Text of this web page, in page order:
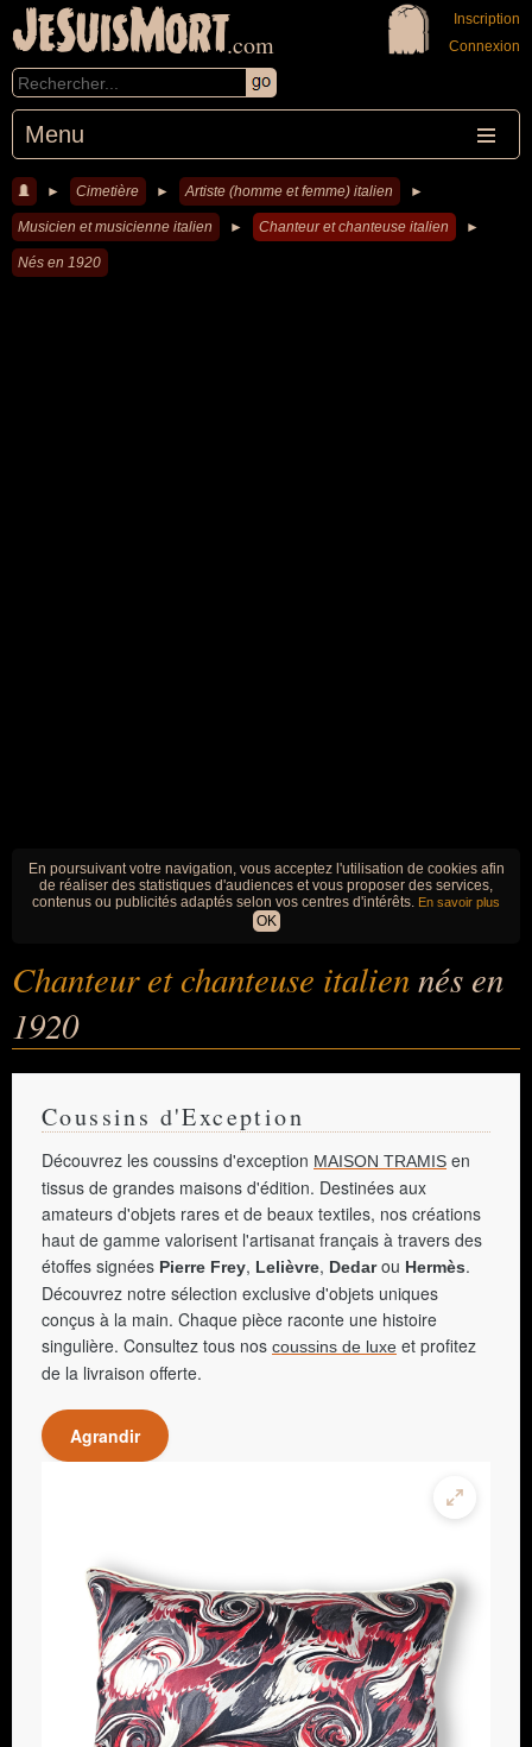
JeSuisMort.com
Menu
Inscription
Connexion
► Cimetière ► Artiste (homme et femme) italien ►
Musicien et musicienne italien ► Chanteur et chanteuse italien ►
Nés en 1920
En poursuivant votre navigation, vous acceptez l'utilisation de cookies afin
de réaliser des statistiques d'audiences et vous proposer des services,
contenus ou publicités adaptés selon vos centres d'intérêts. En savoir plus
OK
Chanteur et chanteuse italiennés en
1920
Coussins d'Exception
Découvrez les coussins d'exception MAISON TRAMIS en
tissus de grandes maisons d'édition. Destinées aux
amateurs d'objets rares et de beaux textiles, nos créations
haut de gamme valorisent l'artisanat français à travers des
étoffes signées Pierre Frey, Lelièvre, Dedarou Hermès.
Découvrez notre sélection exclusive d'objets uniques
conçus à la main. Chaque pièce raconte une histoire
singulière. Consultez tous nos coussins de luxe et profitez
de la livraison offerte.
Agrandir